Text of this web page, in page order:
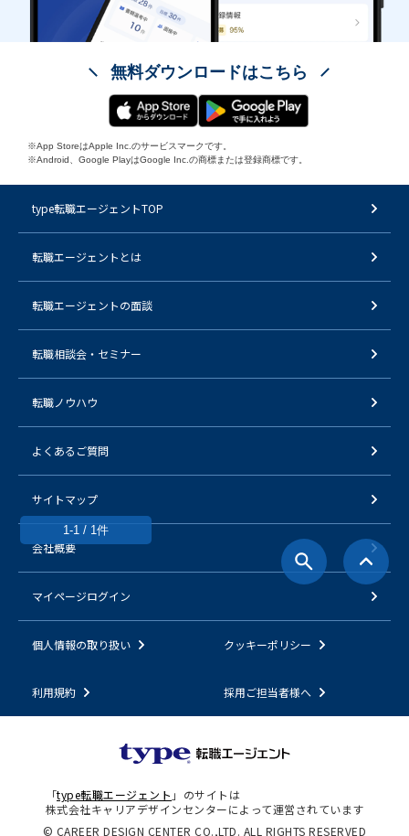
1-1 / 1件
無料ダウンロードはこちら
※App StoreはApple Inc.のサービスマークです。
※Android、Google PlayはGoogle Inc.の商標または登録商標です。
type転職エージェントTOP
転職エージェントとは
転職エージェントの面談
転職相談会・セミナー
転職ノウハウ
よくあるご質問
サイトマップ
会社概要
マイページログイン
個人情報の取り扱い クッキーポリシー
利用規約 採用ご担当者様へ
「type転職エージェント 」のサイトは
株式会社キャリアデザインセンターによって運営されています
© CAREER DESIGN CENTER CO.,LTD. ALL RIGHTS RESERVED